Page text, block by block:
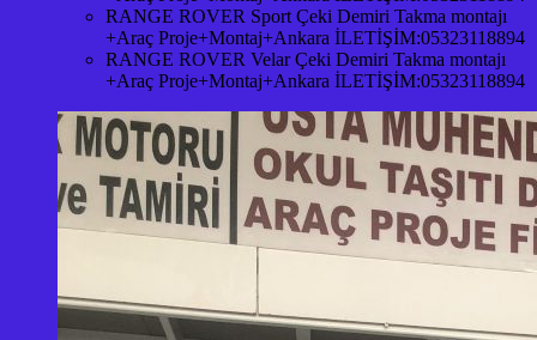
RANGE ROVER Sport Çeki Demiri Takma montajı
+Araç Proje+Montaj+Ankara İLETİŞİM:05323118894
RANGE ROVER Velar Çeki Demiri Takma montajı
+Araç Proje+Montaj+Ankara İLETİŞİM:05323118894